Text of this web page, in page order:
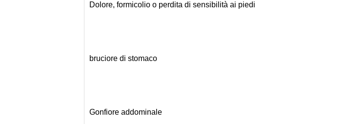
Dolore, formicolio o perdita di sensibilità ai piedi
bruciore di stomaco
Gonfiore addominale